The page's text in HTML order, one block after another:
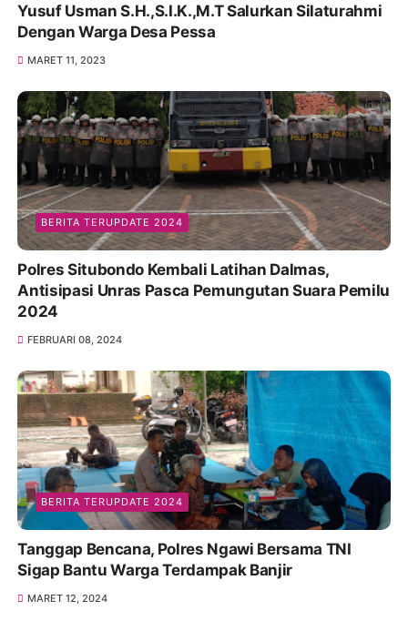
Yusuf Usman S.H.,S.I.K.,M.T Salurkan Silaturahmi
Dengan Warga Desa Pessa
MARET 11, 2023
BERITA TERUPDATE 2024
Polres Situbondo Kembali Latihan Dalmas,
Antisipasi Unras Pasca Pemungutan Suara Pemilu
2024
FEBRUARI 08, 2024
BERITA TERUPDATE 2024
Tanggap Bencana, Polres Ngawi Bersama TNI
Sigap Bantu Warga Terdampak Banjir
MARET 12, 2024